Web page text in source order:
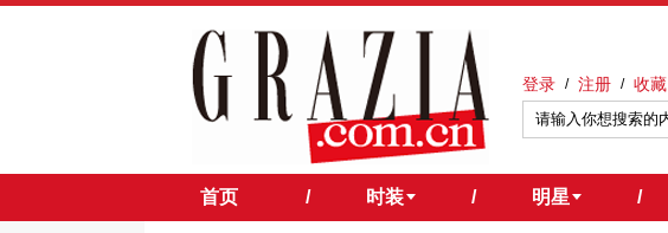
登录 / 注册 / 收藏
首页 / 时装 / 明星 /